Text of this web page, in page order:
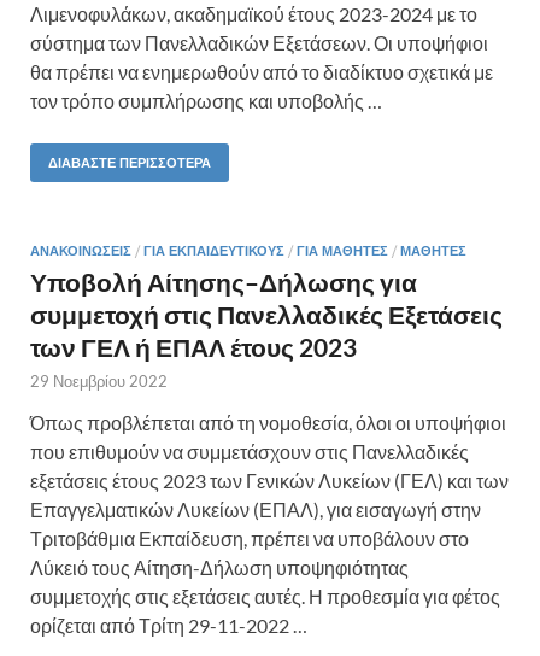
Λιμενοφυλάκων, ακαδημαϊκού έτους 2023-2024 με το
σύστημα των Πανελλαδικών Εξετάσεων. Οι υποψήφιοι
θα πρέπει να ενημερωθούν από το διαδίκτυο σχετικά με
τον τρόπο συμπλήρωσης και υποβολής …
ΔΙΑΒΆΣΤΕ ΠΕΡΙΣΣΌΤΕΡΑ
ΑΝΑΚΟΙΝΏΣΕΙΣ / ΓΙΑ ΕΚΠΑΙΔΕΥΤΙΚΟΎΣ / ΓΙΑ ΜΑΘΗΤΈΣ / ΜΑΘΗΤΈΣ
Υποβολή Αίτησης–Δήλωσης για
συμμετοχή στις Πανελλαδικές Εξετάσεις
των ΓΕΛ ή ΕΠΑΛ έτους 2023
29 Νοεμβρίου 2022
Όπως προβλέπεται από τη νομοθεσία, όλοι οι υποψήφιοι
που επιθυμούν να συμμετάσχουν στις Πανελλαδικές
εξετάσεις έτους 2023 των Γενικών Λυκείων (ΓΕΛ) και των
Επαγγελματικών Λυκείων (ΕΠΑΛ), για εισαγωγή στην
Τριτοβάθμια Εκπαίδευση, πρέπει να υποβάλουν στο
Λύκειό τους Αίτηση-Δήλωση υποψηφιότητας
συμμετοχής στις εξετάσεις αυτές. Η προθεσμία για φέτος
ορίζεται από Τρίτη 29-11-2022 …